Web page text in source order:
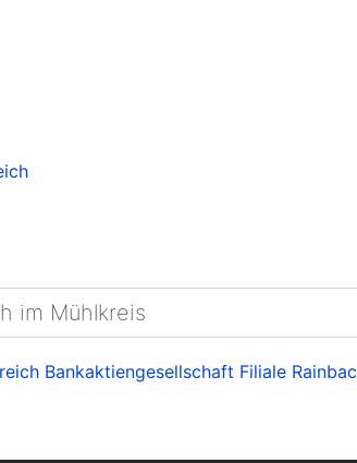
im Mühlkreis
Bankaktiengesellschaft Filiale